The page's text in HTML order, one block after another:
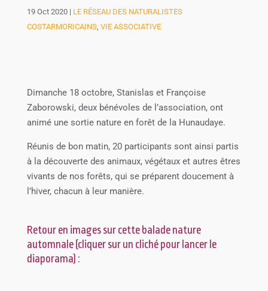
19 Oct 2020| LE RÉSEAU DES NATURALISTES
COSTARMORICAINS, VIE ASSOCIATIVE
Dimanche 18 octobre, Stanislas et Françoise
Zaborowski, deux bénévoles de l’association, ont
animé une sortie nature en forêt de la Hunaudaye.
Réunis de bon matin, 20 participants sont ainsi partis
à la découverte des animaux, végétaux et autres êtres
vivants de nos forêts, qui se préparent doucement à
l’hiver, chacun à leur manière.
Retour en images sur cette balade nature
automnale (cliquer sur un cliché pour lancer le
diaporama) :